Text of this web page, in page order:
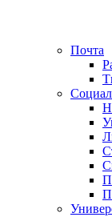
Почта